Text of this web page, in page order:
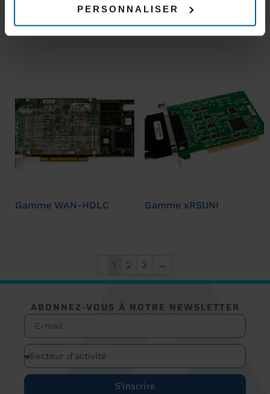
PERSONNALISER
Gamme MCX/BP Gamme UNXUNI
Gamme WAN-HDLC Gamme xRSUNI
1 2 3 →
ABONNEZ-VOUS À NOTRE NEWSLETTER
S'inscrire